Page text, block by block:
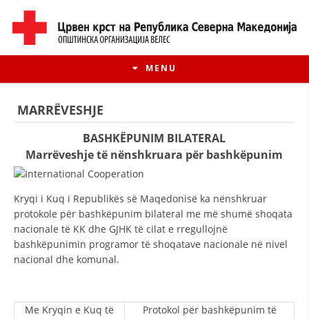
MENU
HISTORIA E LËVIZJES
STRUKTURA E ORGANIZATËS
MARRËVESHJE
BASHKËPUNIM BILATERAL
Marrëveshje të nënshkruara për bashkëpunim
Kryqi i Kuq i Republikës së Maqedonisë ka nënshkruar
protokole për bashkëpunim bilateral me më shumë shoqata
nacionale të KK dhe GJHK të cilat e rregullojnë
bashkëpunimin programor të shoqatave nacionale në nivel
nacional dhe komunal.
Me Kryqin e Kuq të
Protokol për bashkëpunim të